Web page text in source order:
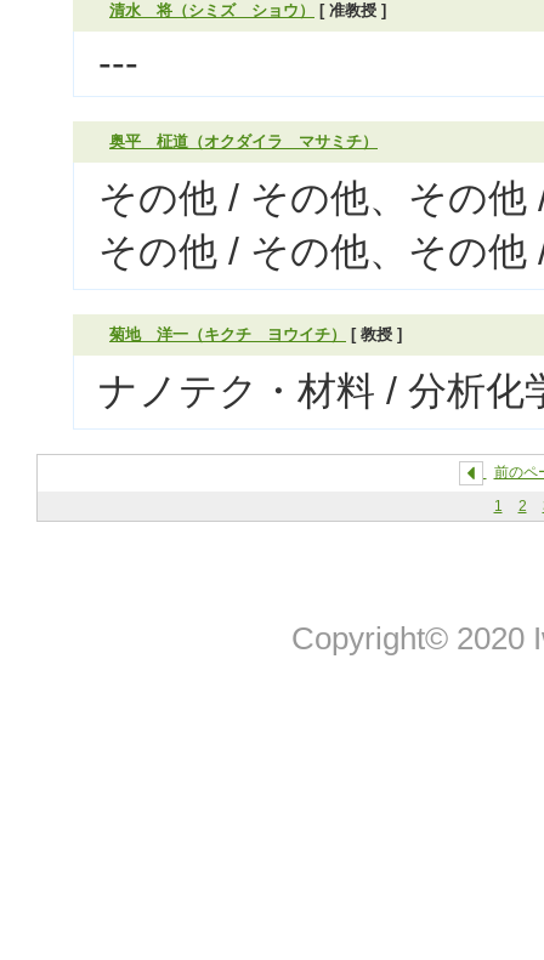
清水 将（シミズ ショウ） [ 准教授 ]
---
奥平 柾道（オクダイラ マサミチ）
その他 / その他、その
その他 / その他、その
菊地 洋一（キクチ ヨウイチ） [ 教授 ]
ナノテク・材料 / 分析化
前のペ
1
2
Copyright© 2020